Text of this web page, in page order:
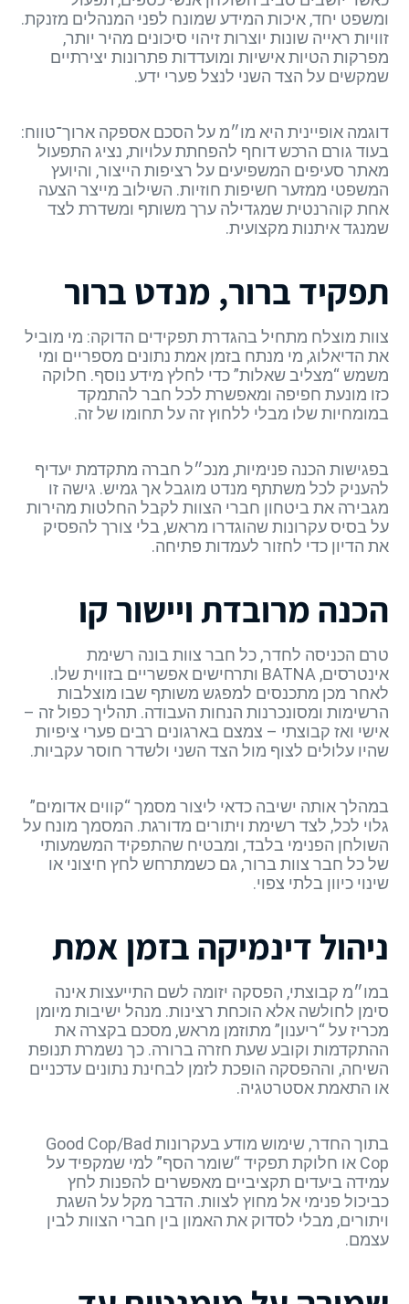
ומשפט יחד, איכות המידע שמונח לפני המנהלים מזנקת.
זוויות ראייה שונות יוצרות זיהוי סיכונים מהיר יותר,
מפרקות הטיות אישיות ומועדדות פתרונות יצירתיים
שמקשים על הצד השני לנצל פערי ידע.
דוגמה אופיינית היא מו״מ על הסכם אספקה ארוך־טווח:
בעוד גורם הרכש דוחף להפחתת עלויות, נציג התפעול
מאתר סעיפים המשפיעים על רציפות הייצור, והיועץ
המשפטי ממזער חשיפות חוזיות. השילוב מייצר הצעה
אחת קוהרנטית שמגדילה ערך משותף ומשדרת לצד
שמנגד איתנות מקצועית.
תפקיד ברור, מנדט ברור
צוות מוצלח מתחיל בהגדרת תפקידים הדוקה: מי מוביל
את הדיאלוג, מי מנתח בזמן אמת נתונים מספריים ומי
משמש “מצליב שאלות” כדי לחלץ מידע נוסף. חלוקה
כזו מונעת חפיפה ומאפשרת לכל חבר להתמקד
במומחיות שלו מבלי ללחוץ זה על תחומו של זה.
בפגישות הכנה פנימיות, מנכ״ל חברה מתקדמת יעדיף
להעניק לכל משתתף מנדט מוגבל אך גמיש. גישה זו
מגבירה את ביטחון חברי הצוות לקבל החלטות מהירות
על בסיס עקרונות שהוגדרו מראש, בלי צורך להפסיק
את הדיון כדי לחזור לעמדות פתיחה.
הכנה מרובדת ויישור קו
טרם הכניסה לחדר, כל חבר צוות בונה רשימת
אינטרסים, BATNA ותרחישים אפשריים בזווית שלו.
לאחר מכן מתכנסים למפגש משותף שבו מוצלבות
הרשימות ומסונכרנות הנחות העבודה. תהליך כפול זה –
אישי ואז קבוצתי – צמצם בארגונים רבים פערי ציפיות
שהיו עלולים לצוף מול הצד השני ולשדר חוסר עקביות.
במהלך אותה ישיבה כדאי ליצור מסמך “קווים אדומים”
גלוי לכל, לצד רשימת ויתורים מדורגת. המסמך מונח על
השולחן הפנימי בלבד, ומבטיח שהתפקיד המשמעותי
של כל חבר צוות ברור, גם כשמתרחש לחץ חיצוני או
שינוי כיוון בלתי צפוי.
ניהול דינמיקה בזמן אמת
במו״מ קבוצתי, הפסקה יזומה לשם התייעצות אינה
סימן לחולשה אלא הוכחת רצינות. מנהל ישיבות מיומן
מכריז על “ריענון” מתוזמן מראש, מסכם בקצרה את
ההתקדמות וקובע שעת חזרה ברורה. כך נשמרת תנופת
השיחה, וההפסקה הופכת לזמן לבחינת נתונים עדכניים
או התאמת אסטרטגיה.
בתוך החדר, שימוש מודע בעקרונות Good Cop/Bad
Cop או חלוקת תפקיד “שומר הסף” למי שמקפיד על
עמידה ביעדים תקציביים מאפשרים להפנות לחץ
כביכול פנימי אל מחוץ לצוות. הדבר מקל על השגת
ויתורים, מבלי לסדוק את האמון בין חברי הצוות לבין
עצמם.